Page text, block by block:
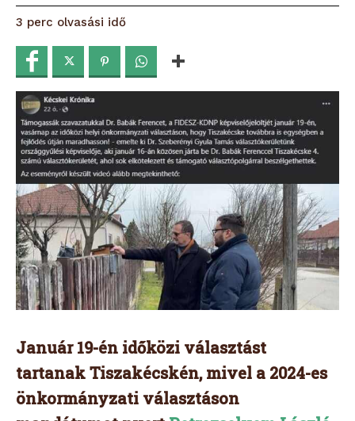
3 perc olvasási idő
Január 19-én időközi választást
tartanak Tiszakécskén, mivel a 2024-es
önkormányzati választáson